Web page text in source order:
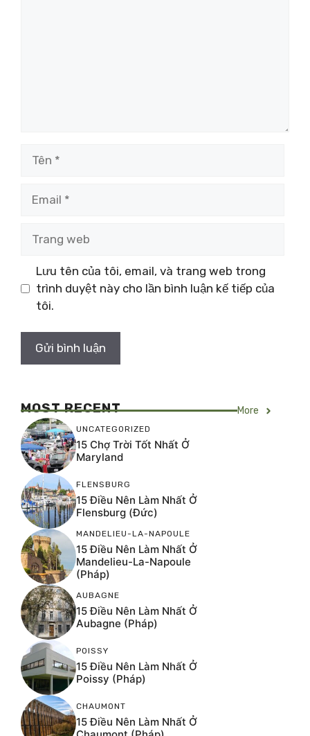
web
Lưu tên của tôi, email, và trang web trong
trình duyệt này cho lần bình luận kế tiếp của
tôi.
MOST RECENT More
UNCATEGORIZED
15 Chợ Trời Tốt Nhất Ở
Maryland
FLENSBURG
15 Điều Nên Làm Nhất Ở
Flensburg (Đức)
MANDELIEU-LA-NAPOULE
15 Điều Nên Làm Nhất Ở
Mandelieu-La-Napoule
(Pháp)
AUBAGNE
15 Điều Nên Làm Nhất Ở
Aubagne (Pháp)
POISSY
15 Điều Nên Làm Nhất Ở
Poissy (Pháp)
CHAUMONT
15 Điều Nên Làm Nhất Ở